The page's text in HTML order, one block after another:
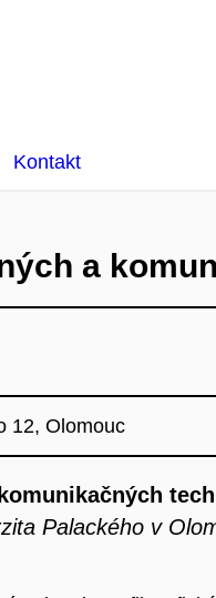
Kontakt
a
12, Olomouc
Palackého v